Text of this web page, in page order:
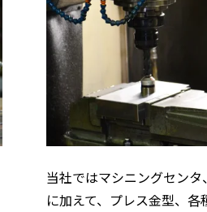
当社ではマシニングセン
に加えて、プレス金型、